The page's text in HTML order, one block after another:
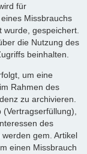
für
Missbrauchs
gespeichert.
die Nutzung des
beinhalten.
um eine
Rahmen des
zu archivieren.
des
gem. Artikel
einen Missbrauch